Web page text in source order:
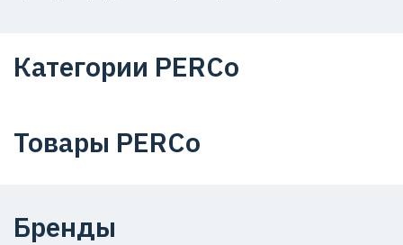
Категории PERCo
Товары PERCo
Бренды